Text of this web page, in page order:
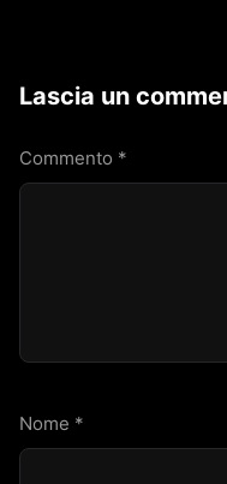
Lascia un
Commento *
Nome *